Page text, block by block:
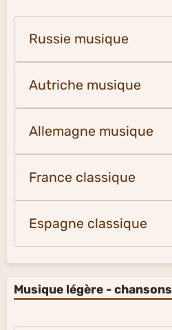
Russie musique
Autriche musique
Allemagne musique
France classique
Espagne classique
Musique légère - chansons